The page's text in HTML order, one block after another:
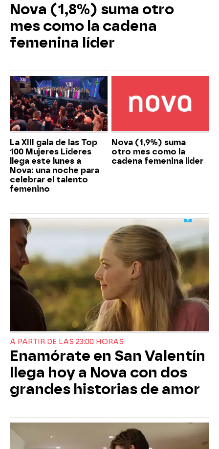
Nova (1,8%) suma otro
mes como la cadena
femenina líder
La XIII gala de las Top
100 Mujeres Líderes
llega este lunes a
Nova: una noche para
celebrar el talento
femenino
Nova (1,9%) suma
otro mes como la
cadena femenina líder
A PARTIR DE LAS 23:00 HORAS
Enamórate en San Valentín
llega hoy a Nova con dos
grandes historias de amor